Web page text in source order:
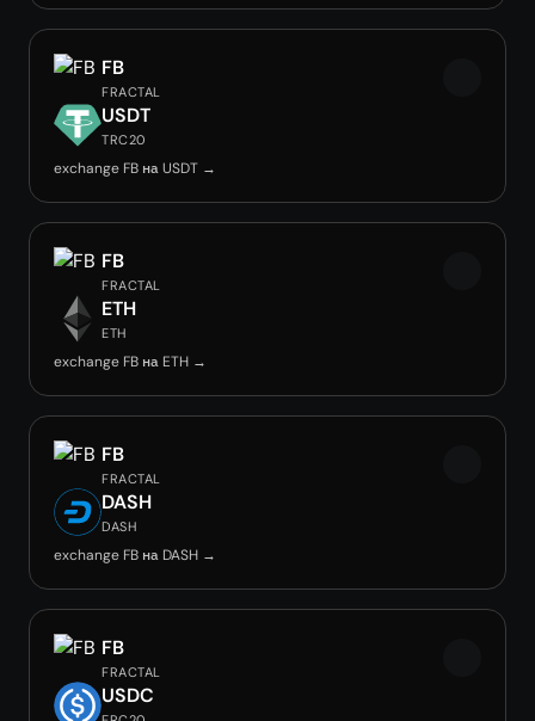
FB
FRACTAL
USDT
TRC20
exchange FB на USDT →
FB
FRACTAL
ETH
ETH
exchange FB на ETH →
FB
FRACTAL
DASH
DASH
exchange FB на DASH →
FB
FRACTAL
USDC